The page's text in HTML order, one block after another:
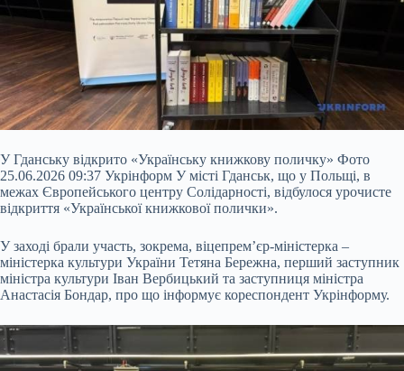
У Гданську відкрито «Українську книжкову поличку» Фото
25.06.2026 09:37 Укрінформ У місті Гданськ, що у Польщі, в
межах Європейського центру Солідарності, відбулося урочисте
відкриття «Української книжкової полички».
У заході брали участь, зокрема, віцепрем’єр-міністерка –
міністерка культури України Тетяна Бережна, перший заступник
міністра культури Іван Вербицький та заступниця міністра
Анастасія Бондар, про що інформує кореспондент Укрінформу.